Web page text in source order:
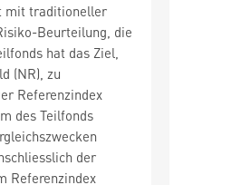
mit traditioneller
Beurteilung, die
hat das Ziel,
(NR), zu
Referenzindex
des Teilfonds
der
Referenzindex